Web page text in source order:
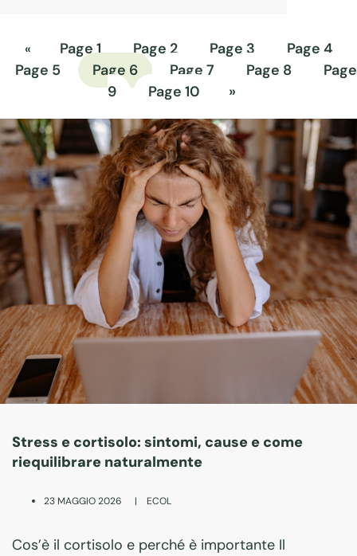
Page1 Page 2 Page 3 Page 4
Page 5 Page 6 Page 7 Page 8
Page
9
Page 10 »
Stress e cortisolo: sintomi, cause e come
riequilibrare naturalmente
23 MAGGIO 2026 | ECOL
Cos’è il cortisolo e perché è importante Il